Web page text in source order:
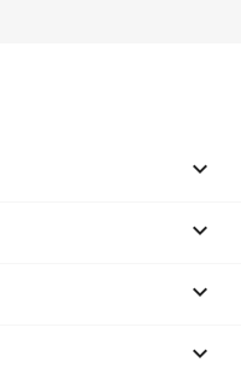



keyboard_arrow_down